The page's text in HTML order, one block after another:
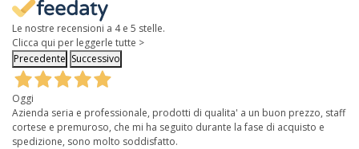
Le nostre recensioni a 4 e 5 stelle.
Clicca qui per leggerle tutte >
Precedente Successivo
Oggi
Azienda seria e professionale, prodotti di qualita' a un buon prezzo, staff
cortese e premuroso, che mi ha seguito durante la fase di acquisto e
spedizione, sono molto soddisfatto.